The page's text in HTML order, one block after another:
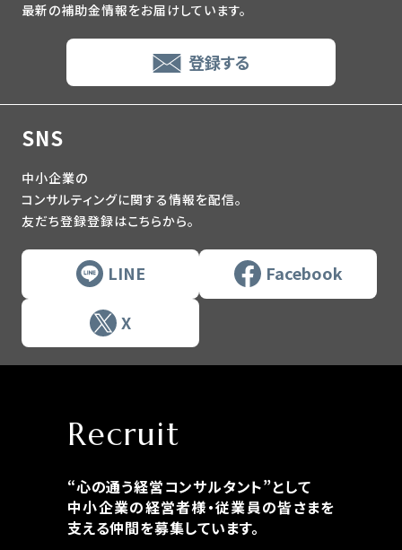
最新の補助金情報をお届けしています。
登録する
SNS
中小企業の
コンサルティングに関する情報を配信。
友だち登録登録はこちらから。
LINE Facebook
X
Recruit
“心の通う経営コンサルタント”として
中小企業の経営者様・従業員の皆さまを
支える仲間を募集しています。